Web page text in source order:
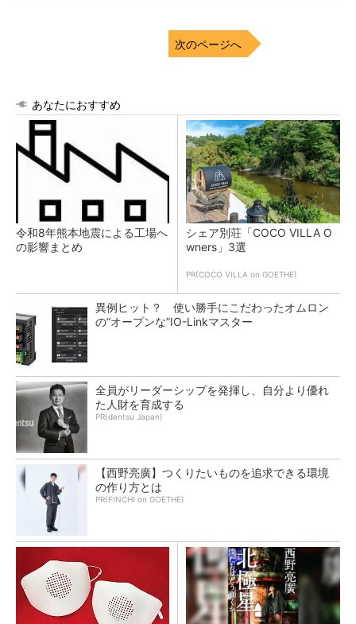
次のページへ
あなたにおすすめ
令和8年熊本地震による工場へ
の影響まとめ
シェア別荘「COCO VILLA O
wners」3選
PR(COCO VILLA on GOETHE)
異例ヒット？ 使い勝手にこだわったオムロン
の“オープンな”IO-Linkマスター
全員がリーダーシップを発揮し、自分より優れ
た人財を育成する
PR(dentsu Japan)
【西野亮廣】つくりたいものを追求できる環境
の作り方とは
PR(FINCHI on GOETHE)